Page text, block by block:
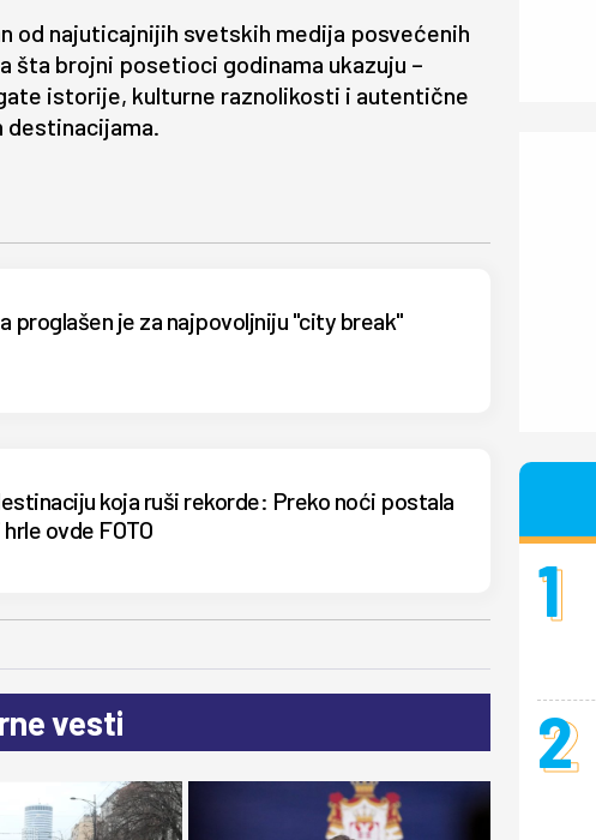
od najuticajnijih svetskih medija posvećenih
šta brojni posetioci godinama ukazuju –
istorije, kulturne raznolikosti i autentične
destinacijama.
proglašen je za najpovoljniju "city break"
koja ruši rekorde: Preko noći postala
ovde FOTO
vesti